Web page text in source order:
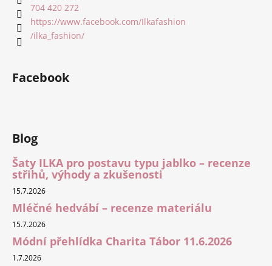
704 420 272
https://www.facebook.com/Ilkafashion
/ilka_fashion/
Facebook
Blog
Šaty ILKA pro postavu typu jablko – recenze
střihů, výhody a zkušenosti
15.7.2026
Mléčné hedvábí – recenze materiálu
15.7.2026
Módní přehlídka Charita Tábor 11.6.2026
1.7.2026